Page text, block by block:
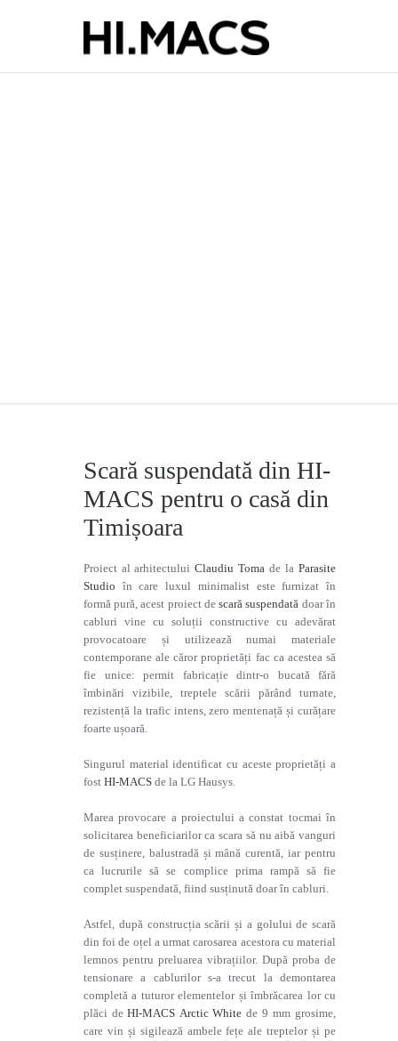
Scară suspendată din HI-
MACS pentru o casă din
Timișoara
Proiect al arhitectului Claudiu Toma de la Parasite
Studio în care luxul minimalist este furnizat în
formă pură, acest proiect de scară suspendată doar în
cabluri vine cu soluții constructive cu adevărat
provocatoare și utilizează numai materiale
contemporane ale căror proprietăți fac ca acestea să
fie unice: permit fabricație dintr-o bucată fără
îmbinări vizibile, treptele scării părând turnate,
rezistență la trafic intens, zero mentenață și curățare
foarte ușoară.
Singurul material identificat cu aceste proprietăți a
fost HI-MACS de la LG Hausys.
Marea provocare a proiectului a constat tocmai în
solicitarea beneficiarilor ca scara să nu aibă vanguri
de susținere, balustradă și mână curentă, iar pentru
ca lucrurile să se complice prima rampă să fie
complet suspendată, fiind susținută doar în cabluri.
Astfel, după construcția scării și a golului de scară
din foi de oțel a urmat carosarea acestora cu material
lemnos pentru preluarea vibrațiilor. După proba de
tensionare a cablurilor s-a trecut la demontarea
completă a tuturor elementelor și îmbrăcarea lor cu
plăci de HI-MACS Arctic White de 9 mm grosime,
care vin și sigilează ambele fețe ale treptelor și pe